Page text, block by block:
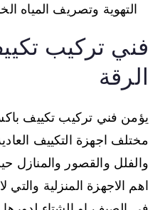
التهوية وتصريف المياه
فني تركيب
الرقة
يؤمن فني تركيب تكييف
مختلف اجهزة التكييف
والفلل والقصور والمنازل
اهم الاجهزة المنزلية والتي